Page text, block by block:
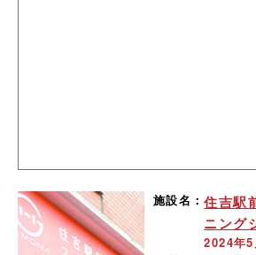
施設名：住吉駅
ニング
2024年